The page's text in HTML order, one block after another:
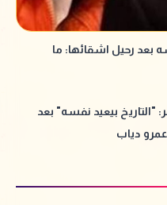
بعد رحيل اشقائها: ما
"التاريخ بيعيد نفسه" بعد
دياب